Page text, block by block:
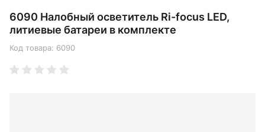
6090 Налобный осветитель Ri-focus LED,
литиевые батареи в комплекте
Код товара: 6090